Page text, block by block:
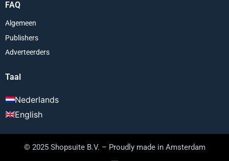
FAQ
Algemeen
Publishers
Adverteerders
Taal
Nederlands
English
© 2025 Shopsuite B.V. – Proudly made in Amsterdam